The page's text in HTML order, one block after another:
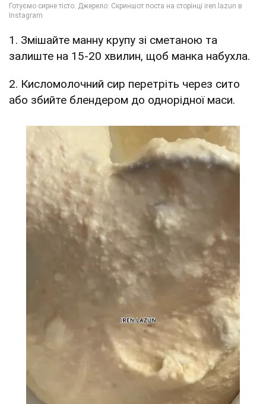
1. Змішайте манну крупу зі сметаною та
залиште на 15-20 хвилин, щоб манка набухла.
2. Кисломолочний сир перетріть через сито
або збийте блендером до однорідної маси.